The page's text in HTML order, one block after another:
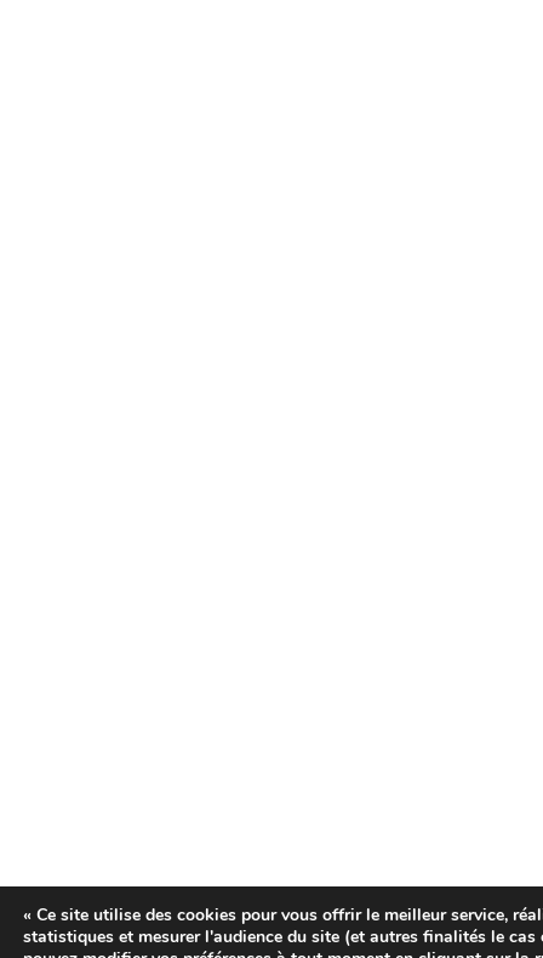
« Ce site utilise des cookies pour vous offrir le meilleur service,
statistiques et mesurer l'audience du site (et autres finalités le cas